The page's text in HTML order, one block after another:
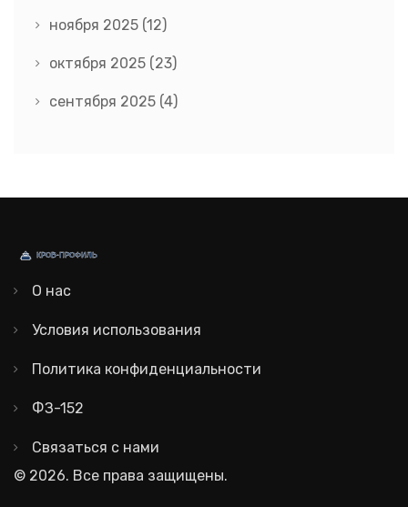
ноября 2025 (12)
октября 2025 (23)
сентября 2025 (4)
О нас
Условия использования
Политика конфиденциальности
ФЗ-152
Связаться с нами
© 2026. Все права защищены.